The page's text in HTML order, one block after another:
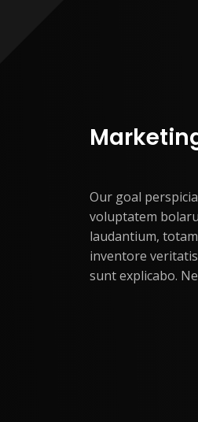
Our goal
voluptatem
laudantium,
inventore
sunt explicabo.